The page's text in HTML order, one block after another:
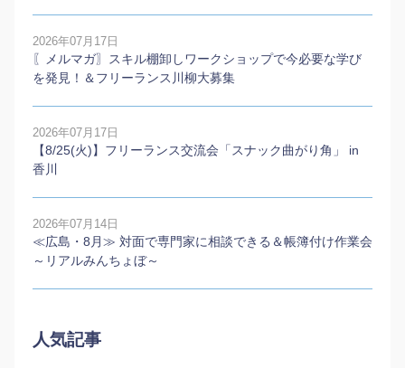
2026年07月17日
〖メルマガ〗スキル棚卸しワークショップで今必要な学び
を発見！＆フリーランス川柳大募集
2026年07月17日
【8/25(火)】フリーランス交流会「スナック曲がり角」 in
香川
2026年07月14日
≪広島・8月≫ 対面で専門家に相談できる＆帳簿付け作業会
～リアルみんちょぼ～
人気記事